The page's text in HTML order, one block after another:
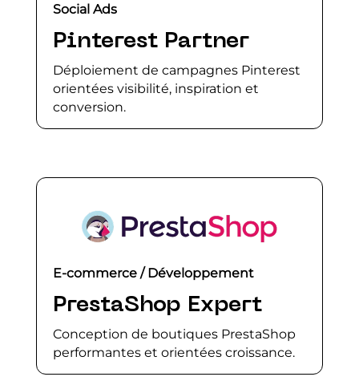
Social Ads
Pinterest Partner
Déploiement de campagnes Pinterest
orientées visibilité, inspiration et
conversion.
E-commerce / Développement
PrestaShop Expert
Conception de boutiques PrestaShop
performantes et orientées croissance.